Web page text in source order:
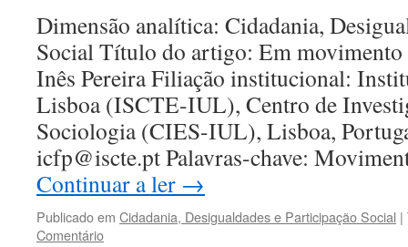
Dimensão analítica: Cidadania,
Social Título do artigo: Em
Inês Pereira Filiação institucional:
Lisboa (ISCTE-IUL), Centro de
Sociologia (CIES-IUL), Lisboa,
icfp@iscte.pt Palavras-chave:
Continuar a ler →
Publicado em Cidadania, Desigualdades e Participação Social |
Comentário